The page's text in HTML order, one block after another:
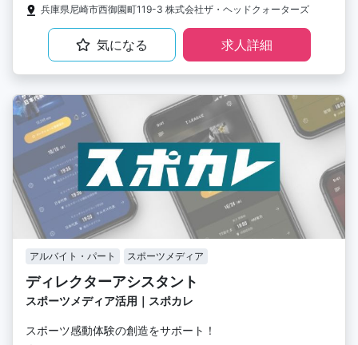
兵庫県尼崎市西御園町119-3 株式会社ザ・ヘッドクォーターズ
気になる 求人詳細
アルバイト・パート スポーツメディア
ディレクターアシスタント
スポーツメディア活用｜スポカレ
スポーツ感動体験の創造をサポート！